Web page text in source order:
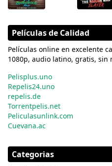
Películas de Calidad
Películas online en excelente
1080p, audio latino, gratis,
Pelisplus.uno
Repelis24.uno
repelis.de
Torrentpelis.net
Peliculasunlink.com
Cuevana.ac
Categorias